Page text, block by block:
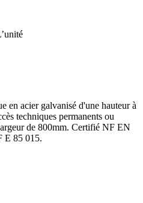
en acier galvanisé d'une hauteur à
techniques permanents ou
de 800mm. Certifié NF EN
E 85 015.